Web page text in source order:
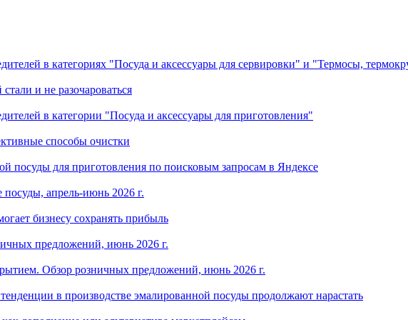
в категориях "Посуда и аксессуары для сервировки" и "Термосы,
и не разочароваться
в категории "Посуда и аксессуары для приготовления"
способы очистки
посуды для приготовления по поисковым запросам в Яндексе
апрель-июнь 2026 г.
бизнесу сохранять прибыль
предложений, июнь 2026 г.
Обзор розничных предложений, июнь 2026 г.
в производстве эмалированной посуды продолжают нарастать